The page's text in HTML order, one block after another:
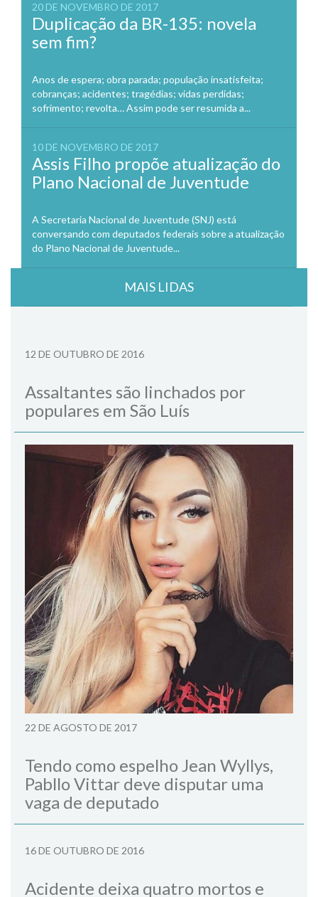
20 DE NOVEMBRO DE 2017
Duplicação da BR-135: novela
sem fim?
Anos de espera; obra parada; população insatisfeita;
cobranças; acidentes; tragédias; vidas perdidas;
sofrimento; revolta… Assim pode ser resumida a...
10 DE NOVEMBRO DE 2017
Assis Filho propõe atualização do
Plano Nacional de Juventude
A Secretaria Nacional de Juventude (SNJ) está
conversando com deputados federais sobre a atualização
do Plano Nacional de Juventude...
MAIS LIDAS
12 DE OUTUBRO DE 2016
Assaltantes são linchados por
populares em São Luís
22 DE AGOSTO DE 2017
Tendo como espelho Jean Wyllys,
Pabllo Vittar deve disputar uma
vaga de deputado
16 DE OUTUBRO DE 2016
Acidente deixa quatro mortos e